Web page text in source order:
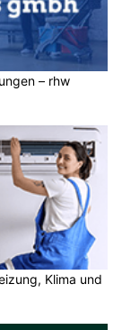
– rhw
Klima und